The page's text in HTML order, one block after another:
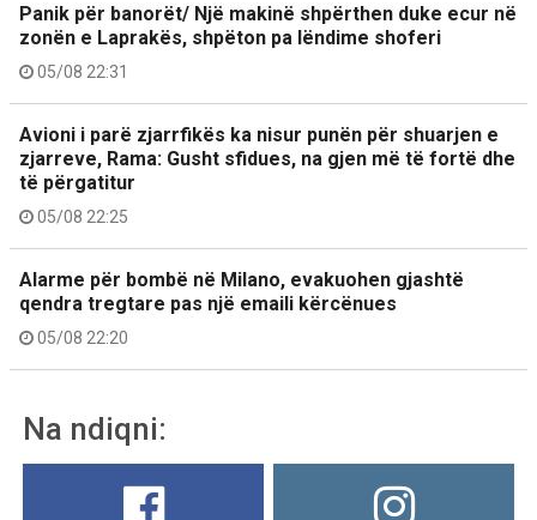
Panik për banorët/ Një makinë shpërthen duke ecur në
zonën e Laprakës, shpëton pa lëndime shoferi
05/08 22:31
Avioni i parë zjarrfikës ka nisur punën për shuarjen e
zjarreve, Rama: Gusht sfidues, na gjen më të fortë dhe
të përgatitur
05/08 22:25
Alarme për bombë në Milano, evakuohen gjashtë
qendra tregtare pas një emaili kërcënues
05/08 22:20
Na ndiqni: